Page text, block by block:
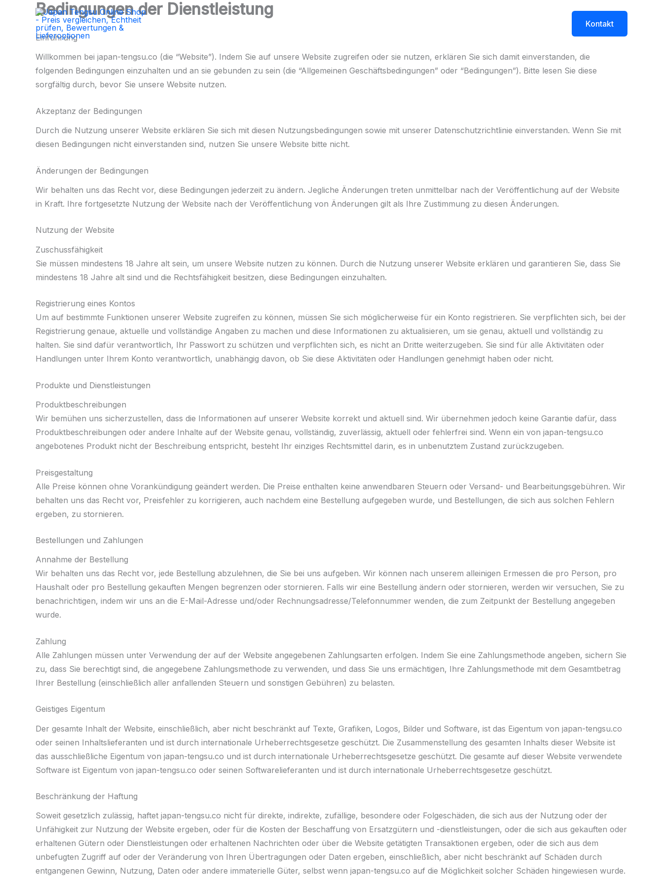
Kontakt
Bedingungen der Dienstleistung
Einführung
Willkommen bei japan-tengsu.co (die “Website”). Indem Sie auf unsere Website zugreifen oder sie nutzen, erklären Sie sich damit einverstanden, die
folgenden Bedingungen einzuhalten und an sie gebunden zu sein (die “Allgemeinen Geschäftsbedingungen” oder “Bedingungen”). Bitte lesen Sie diese
sorgfältig durch, bevor Sie unsere Website nutzen.
Akzeptanz der Bedingungen
Durch die Nutzung unserer Website erklären Sie sich mit diesen Nutzungsbedingungen sowie mit unserer Datenschutzrichtlinie einverstanden. Wenn Sie mit
diesen Bedingungen nicht einverstanden sind, nutzen Sie unsere Website bitte nicht.
Änderungen der Bedingungen
Wir behalten uns das Recht vor, diese Bedingungen jederzeit zu ändern. Jegliche Änderungen treten unmittelbar nach der Veröffentlichung auf der Website
in Kraft. Ihre fortgesetzte Nutzung der Website nach der Veröffentlichung von Änderungen gilt als Ihre Zustimmung zu diesen Änderungen.
Nutzung der Website
Zuschussfähigkeit
Sie müssen mindestens 18 Jahre alt sein, um unsere Website nutzen zu können. Durch die Nutzung unserer Website erklären und garantieren Sie, dass Sie
mindestens 18 Jahre alt sind und die Rechtsfähigkeit besitzen, diese Bedingungen einzuhalten.
Registrierung eines Kontos
Um auf bestimmte Funktionen unserer Website zugreifen zu können, müssen Sie sich möglicherweise für ein Konto registrieren. Sie verpflichten sich, bei der
Registrierung genaue, aktuelle und vollständige Angaben zu machen und diese Informationen zu aktualisieren, um sie genau, aktuell und vollständig zu
halten. Sie sind dafür verantwortlich, Ihr Passwort zu schützen und verpflichten sich, es nicht an Dritte weiterzugeben. Sie sind für alle Aktivitäten oder
Handlungen unter Ihrem Konto verantwortlich, unabhängig davon, ob Sie diese Aktivitäten oder Handlungen genehmigt haben oder nicht.
Produkte und Dienstleistungen
Produktbeschreibungen
Wir bemühen uns sicherzustellen, dass die Informationen auf unserer Website korrekt und aktuell sind. Wir übernehmen jedoch keine Garantie dafür, dass
Produktbeschreibungen oder andere Inhalte auf der Website genau, vollständig, zuverlässig, aktuell oder fehlerfrei sind. Wenn ein von japan-tengsu.co
angebotenes Produkt nicht der Beschreibung entspricht, besteht Ihr einziges Rechtsmittel darin, es in unbenutztem Zustand zurückzugeben.
Preisgestaltung
Alle Preise können ohne Vorankündigung geändert werden. Die Preise enthalten keine anwendbaren Steuern oder Versand- und Bearbeitungsgebühren. Wir
behalten uns das Recht vor, Preisfehler zu korrigieren, auch nachdem eine Bestellung aufgegeben wurde, und Bestellungen, die sich aus solchen Fehlern
ergeben, zu stornieren.
Bestellungen und Zahlungen
Annahme der Bestellung
Wir behalten uns das Recht vor, jede Bestellung abzulehnen, die Sie bei uns aufgeben. Wir können nach unserem alleinigen Ermessen die pro Person, pro
Haushalt oder pro Bestellung gekauften Mengen begrenzen oder stornieren. Falls wir eine Bestellung ändern oder stornieren, werden wir versuchen, Sie zu
benachrichtigen, indem wir uns an die E-Mail-Adresse und/oder Rechnungsadresse/Telefonnummer wenden, die zum Zeitpunkt der Bestellung angegeben
wurde.
Zahlung
Alle Zahlungen müssen unter Verwendung der auf der Website angegebenen Zahlungsarten erfolgen. Indem Sie eine Zahlungsmethode angeben, sichern Sie
zu, dass Sie berechtigt sind, die angegebene Zahlungsmethode zu verwenden, und dass Sie uns ermächtigen, Ihre Zahlungsmethode mit dem Gesamtbetrag
Ihrer Bestellung (einschließlich aller anfallenden Steuern und sonstigen Gebühren) zu belasten.
Geistiges Eigentum
Der gesamte Inhalt der Website, einschließlich, aber nicht beschränkt auf Texte, Grafiken, Logos, Bilder und Software, ist das Eigentum von japan-tengsu.co
oder seinen Inhaltslieferanten und ist durch internationale Urheberrechtsgesetze geschützt. Die Zusammenstellung des gesamten Inhalts dieser Website ist
das ausschließliche Eigentum von japan-tengsu.co und ist durch internationale Urheberrechtsgesetze geschützt. Die gesamte auf dieser Website verwendete
Software ist Eigentum von japan-tengsu.co oder seinen Softwarelieferanten und ist durch internationale Urheberrechtsgesetze geschützt.
Beschränkung der Haftung
Soweit gesetzlich zulässig, haftet japan-tengsu.co nicht für direkte, indirekte, zufällige, besondere oder Folgeschäden, die sich aus der Nutzung oder der
Unfähigkeit zur Nutzung der Website ergeben, oder für die Kosten der Beschaffung von Ersatzgütern und -dienstleistungen, oder die sich aus gekauften oder
erhaltenen Gütern oder Dienstleistungen oder erhaltenen Nachrichten oder über die Website getätigten Transaktionen ergeben, oder die sich aus dem
unbefugten Zugriff auf oder der Veränderung von Ihren Übertragungen oder Daten ergeben, einschließlich, aber nicht beschränkt auf Schäden durch
entgangenen Gewinn, Nutzung, Daten oder andere immaterielle Güter, selbst wenn japan-tengsu.co auf die Möglichkeit solcher Schäden hingewiesen wurde.